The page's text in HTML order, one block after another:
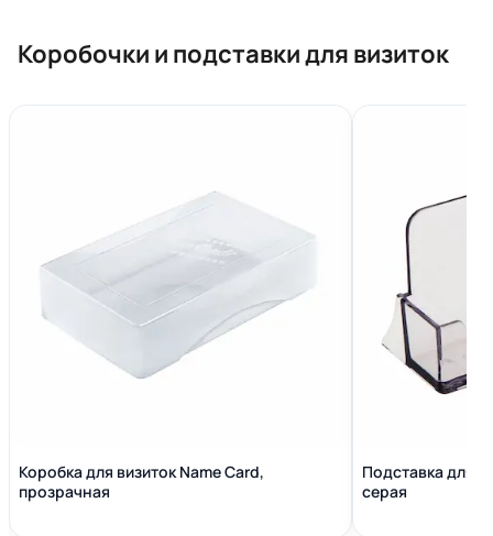
Коробочки и подставки для визиток
Коробка для визиток Name Сard,
прозрачная
Подставка для
серая